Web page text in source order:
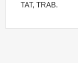
TAT, TRAB.